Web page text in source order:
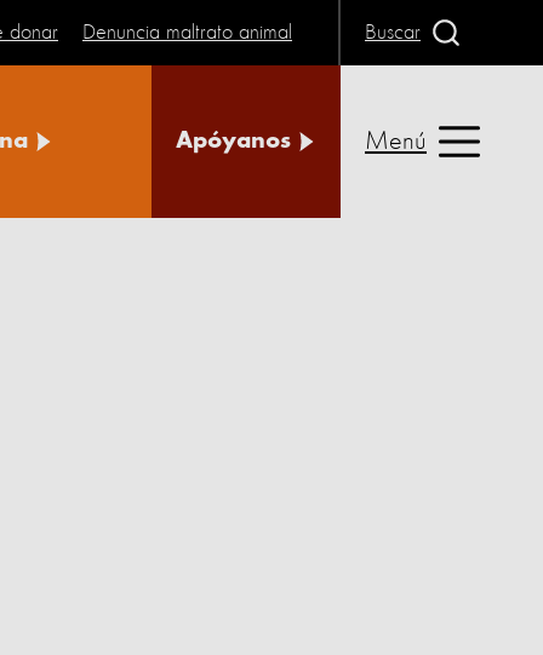
donar Denuncia maltrato animal Buscar
Apóyanos Menú